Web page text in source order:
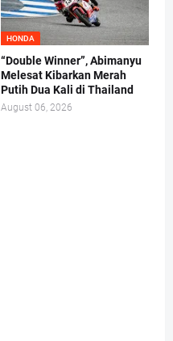
HONDA
“Double Winner”, Abimanyu
Melesat Kibarkan Merah
Putih Dua Kali di Thailand
August 06, 2026